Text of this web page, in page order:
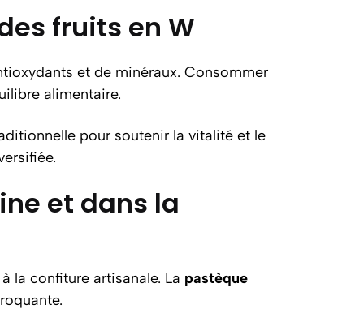
fruits en W
et de minéraux. Consommer
alimentaire.
pour soutenir la vitalité et le
et dans la
la confiture artisanale. La pastèque